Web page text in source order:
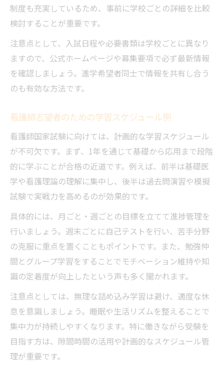
制度も充実しているため、事前に学校ごとの詳細を比較
検討することが重要です。
注意点として、入試日程や必要書類は学校ごとに異なり
ますので、公式ホームページや募集要項で必ず最新情報
を確認しましょう。進学希望者同士で情報を共有し合う
のも有効な方法です。
看護師志望者のための学習スケジュール例
看護師国家試験に向けては、計画的な学習スケジュール
が不可欠です。まず、1年を通じて基礎から応用まで段階
的に学ぶことが合格の近道です。例えば、前半は基礎医
学や看護理論の理解に集中し、後半は過去問演習や模擬
試験で実戦力を高めるのが効果的です。
具体的には、月ごと・週ごとの目標を立てて進捗管理を
行いましょう。週末ごとに自己テストを行い、苦手分野
の克服に重点を置くこともポイントです。また、勉強仲
間とグループ学習をすることでモチベーション維持や知
識の定着度が向上したという声も多く聞かれます。
注意点としては、無理な詰め込み学習は避け、適度な休
息を意識しましょう。睡眠や生活リズムを整えることで
集中力が持続しやすくなります。特に働きながら受験を
目指す方は、隙間時間の活用や計画的なスケジュール管
理が重要です。